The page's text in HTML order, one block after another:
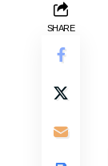
SHARE